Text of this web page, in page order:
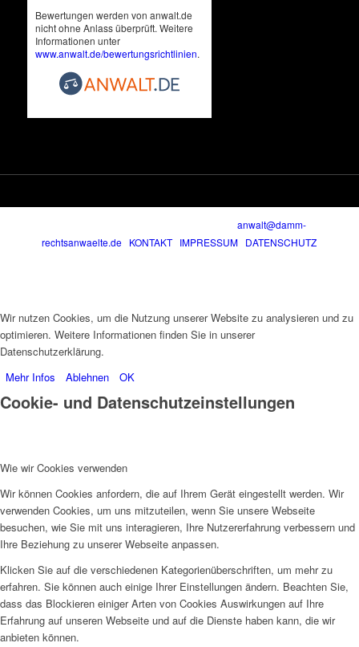
Bewertungen werden von anwalt.de
nicht ohne Anlass überprüft. Weitere
Informationen unter
www.anwalt.de/bewertungsrichtlinien.
anwalt@damm-
rechtsanwaelte.de KONTAKT| IMPRESSUM DATENSCHUTZ
Wir nutzen Cookies, um die Nutzung unserer Website zu analysieren und zu
optimieren. Weitere Informationen finden Sie in unserer
Datenschutzerklärung.
Mehr Infos
Ablehnen OK
Cookie- und Datenschutzeinstellungen
Wie wir Cookies verwenden
Wir können Cookies anfordern, die auf Ihrem Gerät eingestellt werden. Wir
verwenden Cookies, um uns mitzuteilen, wenn Sie unsere Webseite
besuchen, wie Sie mit uns interagieren, Ihre Nutzererfahrung verbessern und
Ihre Beziehung zu unserer Webseite anpassen.
Klicken Sie auf die verschiedenen Kategorienüberschriften, um mehr zu
erfahren. Sie können auch einige Ihrer Einstellungen ändern. Beachten Sie,
dass das Blockieren einiger Arten von Cookies Auswirkungen auf Ihre
Erfahrung auf unseren Webseite und auf die Dienste haben kann, die wir
anbieten können.